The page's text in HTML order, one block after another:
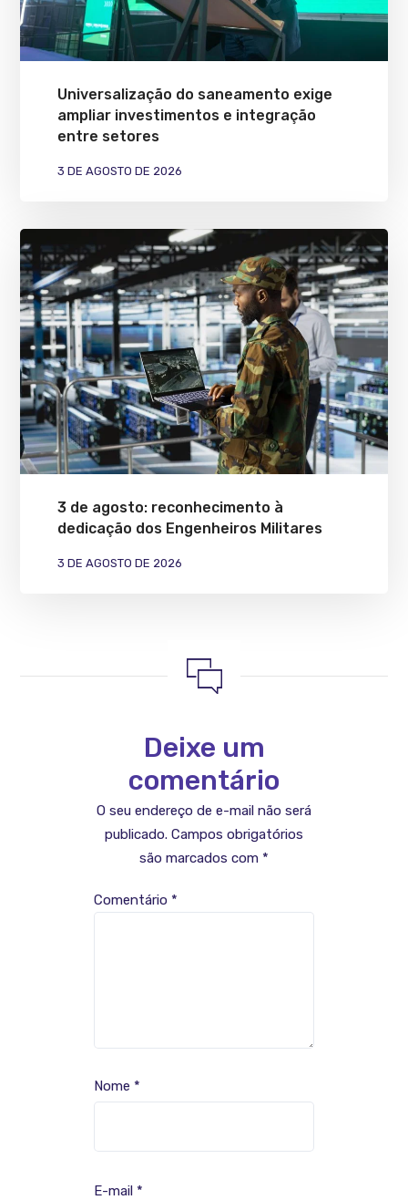
Universalização do saneamento exige
ampliar investimentos e integração
entre setores
3 DE AGOSTO DE 2026
3 de agosto: reconhecimento à
dedicação dos Engenheiros Militares
3 DE AGOSTO DE 2026
Deixe um
comentário
O seu endereço de e-mail não será
publicado. Campos obrigatórios
são marcados com *
Comentário *
Nome *
E-mail *